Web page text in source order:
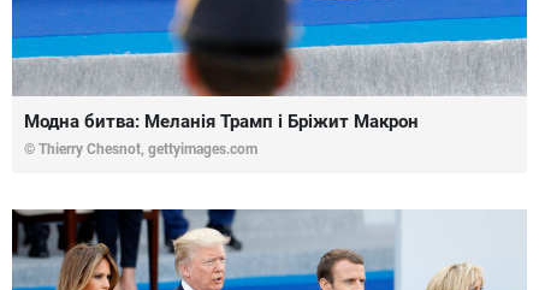
Модна битва: Меланія Трамп і Бріжит Макрон
© Thierry Chesnot, gettyimages.com